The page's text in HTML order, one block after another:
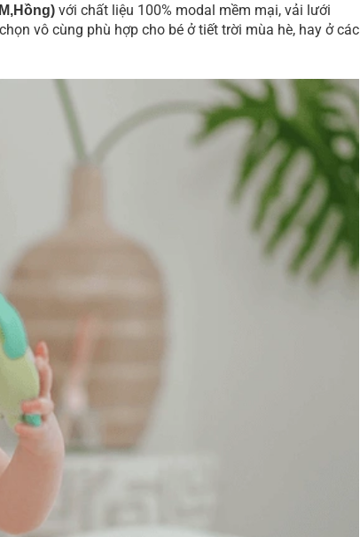
với chất liệu 100% modal mềm mại, vải lưới
vô cùng phù hợp cho bé ở tiết trời mùa hè, hay ở các